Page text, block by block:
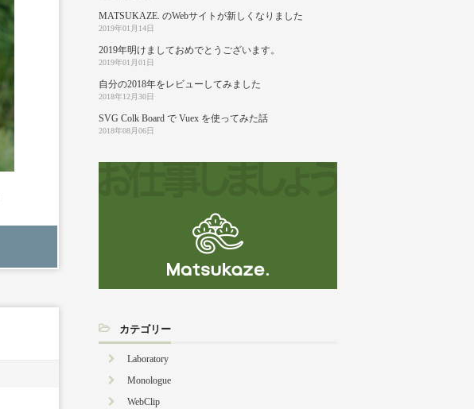
MATSUKAZE. のWebサイトが新しくなりました
2019年01月14日
2019年明けましておめでとうございます。
2019年01月01日
自分の2018年をレビューしてみました
2018年12月30日
SVG Colk Board で Vuex を使ってみた話
2018年08月06日
カテゴリー
Laboratory
Monologue
WebClip